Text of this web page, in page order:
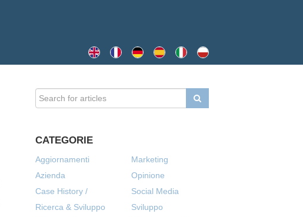
CATEGORIE
Aggiornamenti
Azienda
Case History /
Ricerca & Sviluppo
Marketing
Opinione
Social Media
Sviluppo